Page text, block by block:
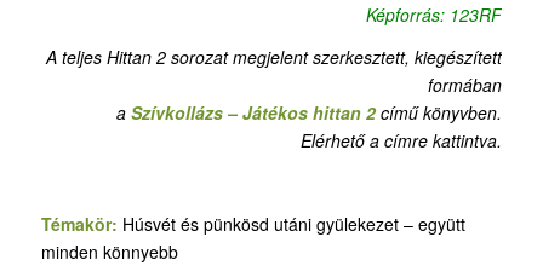
Képforrás: 123RF
A teljes Hittan 2 sorozat megjelent szerkesztett, kiegészített
formában
aSzívkollázs – Játékos hittan 2című könyvben.
Elérhető a címre kattintva.
Témakör: Húsvét és pünkösd utáni gyülekezet – együtt
minden könnyebb